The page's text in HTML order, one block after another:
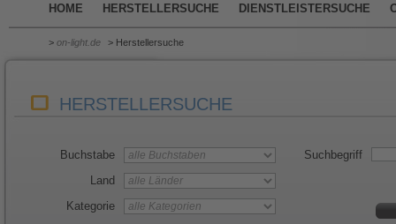
HOME HERSTELLERSUCHE DIENSTLEISTERSUCHE
> on-light.de > Herstellersuche
HERSTELLERSUCHE
Buchstabe
Land
Kategorie
Suchbegriff